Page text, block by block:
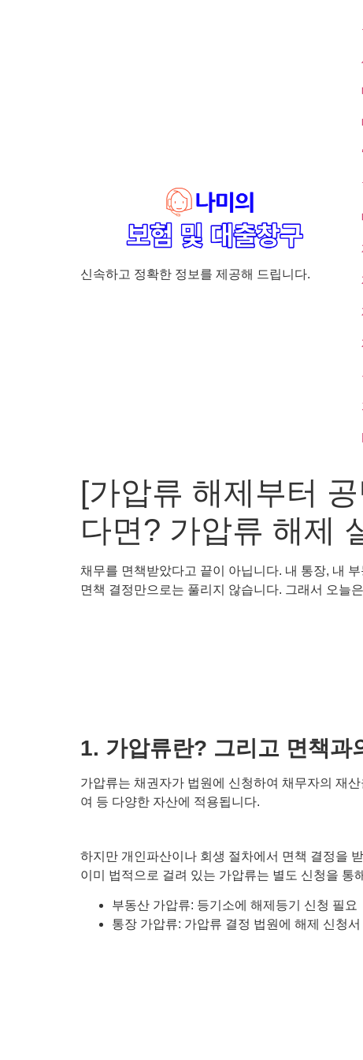
신속하고 정확한 정보를 제공해 드립니다.
[가압류 해제부터
다면? 가압류 해제
채무를 면책받았다고 끝이 아닙니다. 내 통장, 내
면책 결정만으로는 풀리지 않습니다. 그래서 오늘
1. 가압류란? 그리고 면책과
가압류는 채권자가 법원에 신청하여 채무자의 재
여 등 다양한 자산에 적용됩니다.
하지만 개인파산이나 회생 절차에서 면책 결정을
이미 법적으로 걸려 있는 가압류는 별도 신청을 통
부동산 가압류: 등기소에 해제등기 신청 필요
통장 가압류: 가압류 결정 법원에 해제 신청서